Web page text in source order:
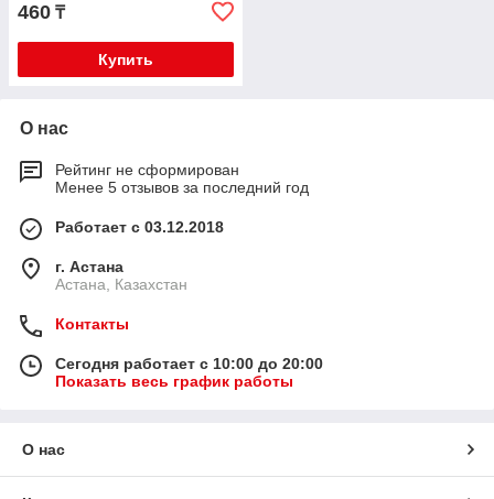
460 ₸
Купить
О нас
Рейтинг не сформирован
Менее 5 отзывов за последний год
Работает с 03.12.2018
г. Астана
Астана, Казахстан
Контакты
Сегодня работает с 10:00 до 20:00
Показать весь график работы
О нас